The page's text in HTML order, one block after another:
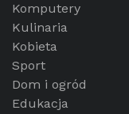
Komputery
Kulinaria
Kobieta
Sport
Dom i ogród
Edukacja